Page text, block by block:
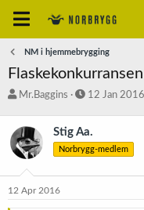
NM i hjemmebrygging
T
d
s
a
r
t
Mr.Baggins
S
r
t
a
o
12 Jan 2016
Stig Aa.
Norbrygg-medlem
12 Apr 2016